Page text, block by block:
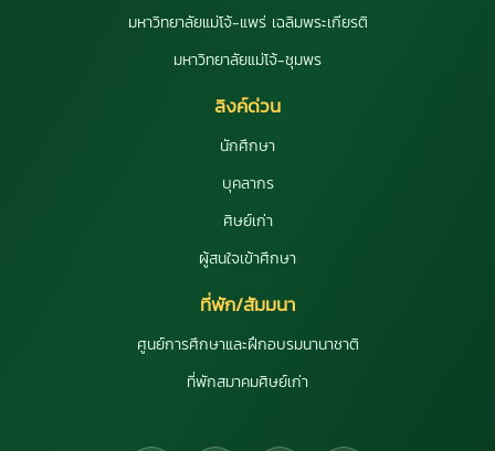
มหาวิทยาลัยแม่โจ้-แพร่ เฉลิมพระเกียรติ
มหาวิทยาลัยแม่โจ้-ชุมพร
ลิงค์ด่วน
นักศึกษา
บุคลากร
ศิษย์เก่า
ผู้สนใจเข้าศึกษา
ที่พัก/สัมมนา
ศูนย์การศึกษาและฝึกอบรมนานาชาติ
ที่พักสมาคมศิษย์เก่า